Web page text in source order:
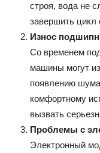
строя, вода не
завершить цикл
Износ
Со временем
машины могут
появлению
комфортному
вызвать
Проблемы с
Электронный